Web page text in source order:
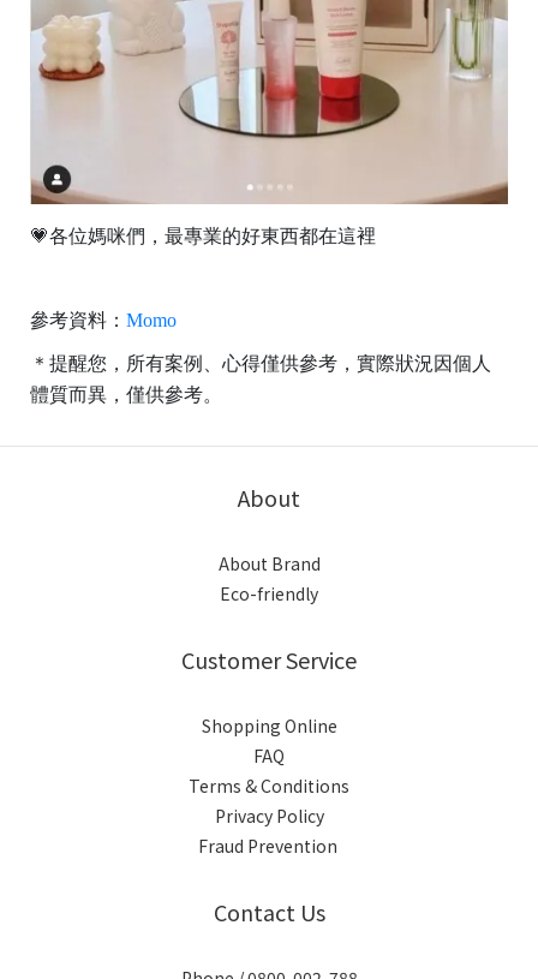
💗各位媽咪們，最專業的好東西都在這裡
參考資料： Momo
＊提醒您，所有案例、心得僅供參考，實際狀況因個人
體質而異，僅供參考。
About
About Brand
Eco-friendly
Customer Service
Shopping Online
FAQ
Terms & Conditions
Privacy Policy
Fraud Prevention
Contact Us